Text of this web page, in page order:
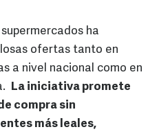
ha
ofertas tanto en
a nivel nacional como en
La iniciativa promete
compra sin
más leales,